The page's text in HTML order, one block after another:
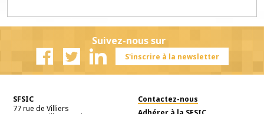
Suivez-nous sur
S'inscrire à la newsletter
SFSIC
77 rue de Villiers
Contactez-nous